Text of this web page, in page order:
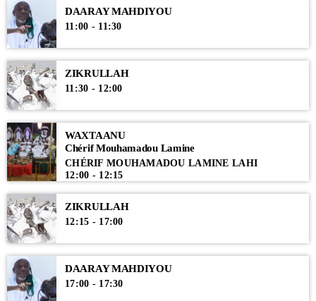
DAARAY MAHDIYOU
11:00 - 11:30
ZIKRULLAH
11:30 - 12:00
WAXTAANU
Chérif Mouhamadou Lamine
CHÉRIF MOUHAMADOU LAMINE LAHI
12:00 - 12:15
ZIKRULLAH
12:15 - 17:00
DAARAY MAHDIYOU
17:00 - 17:30